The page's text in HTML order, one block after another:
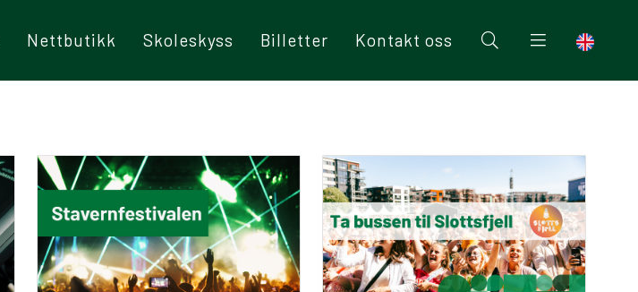
Nettbutikk Skoleskyss Billetter Kontakt oss